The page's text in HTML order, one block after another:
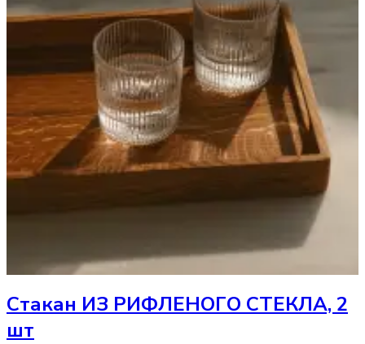
Стакан ИЗ РИФЛЕНОГО СТЕКЛА, 2
шт